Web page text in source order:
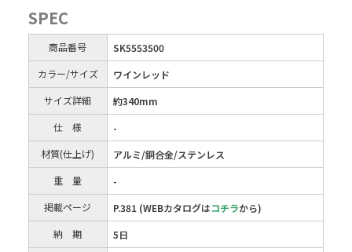
SPEC
商品番号
SK5553500
カラー/サイズ
ワインレッド
サイズ詳細
約340mm
仕 様
-
材質(仕上げ)
アルミ/銅合金/ステンレス
重 量
-
掲載ページ
P.381 (WEBカタログはコチラから)
納 期
5日